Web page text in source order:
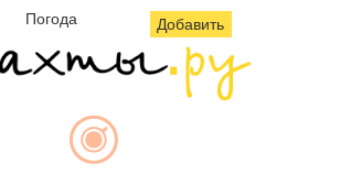
Погода Добавить